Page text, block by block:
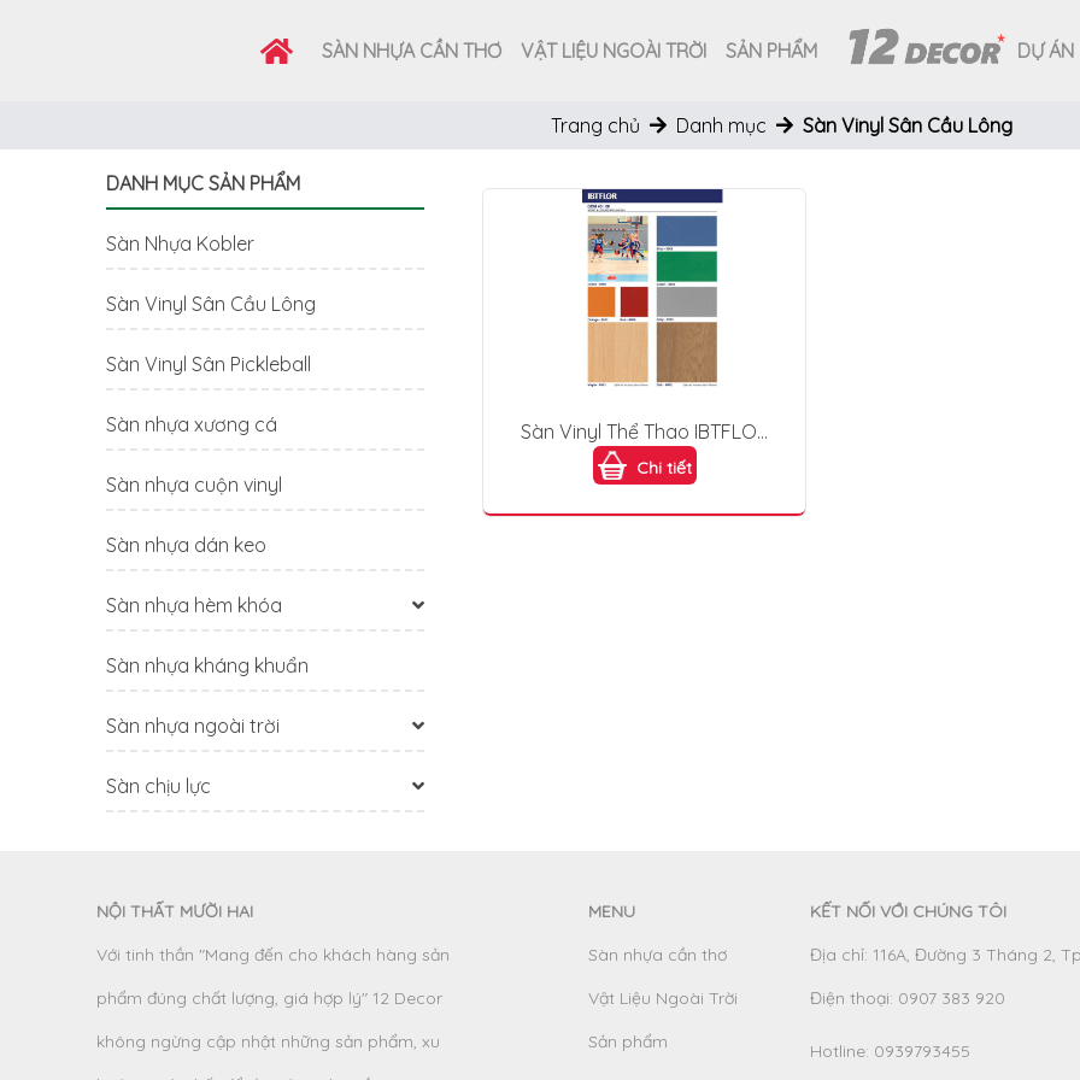
SÀN NHỰA CẦN THƠ VẬT LIỆU NGOÀI TRỜI SẢN PHẨM DỰ ÁN
Trang chủ Danh mục Sàn Vinyl Sân Cầu Lông
DANH MỤC SẢN PHẨM
Sàn Nhựa Kobler
Sàn Vinyl Sân Cầu Lông
Sàn Vinyl Sân Pickleball
Sàn nhựa xương cá
Sàn nhựa cuộn vinyl
Sàn nhựa dán keo
Sàn nhựa hèm khóa
Sàn nhựa kháng khuẩn
Sàn nhựa ngoài trời
Sàn chịu lực
Sàn Vinyl Thể Thao IBTFLOR
GEM 45/60
Chi tiết
NỘI THẤT MƯỜI HAI
Với tinh thần "Mang đến cho khách hàng sản
phẩm đúng chất lượng, giá hợp lý" 12 Decor
không ngừng cập nhật những sản phẩm, xu
MENU
Sàn nhựa cần thơ
Vật Liệu Ngoài Trời
Sản phẩm
KẾT NỐI VỚI CHÚNG TÔI
Địa chỉ: 116A, Đường 3 Tháng 2,
Điện thoại: 0907 383 920
Hotline: 0939793455